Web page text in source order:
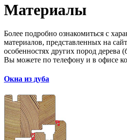
Материалы
Более подробно ознакомиться с
материалов, представленных на
особенностях других пород дерева
Вы можете по телефону и в офисе
Окна из дуба